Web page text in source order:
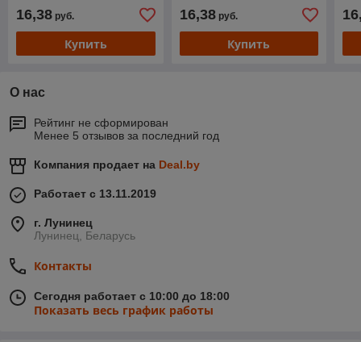
16,38 руб.
Купить
16,38руб.
Купить
О нас
Рейтинг не сформирован
Менее 5 отзывов за последний год
Компания продает на Deal.by
Работает с 13.11.2019
г. Лунинец
Лунинец, Беларусь
Контакты
Сегодня работает с 10:00 до 18:00
Показать весь график работы